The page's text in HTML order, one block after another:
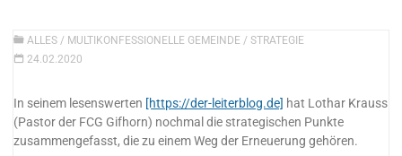
ALLES / MULTIKONFESSIONELLE GEMEINDE / STRATEGIE
24.02.2020
In seinem lesenswerten [https://der-leiterblog.de] hat Lothar Krauss
(Pastor der FCG Gifhorn) nochmal die strategischen Punkte
zusammengefasst, die zu einem Weg der Erneuerung gehören.